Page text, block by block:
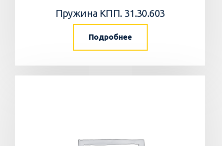
Пружина КПП. 31.30.603
Подробнее